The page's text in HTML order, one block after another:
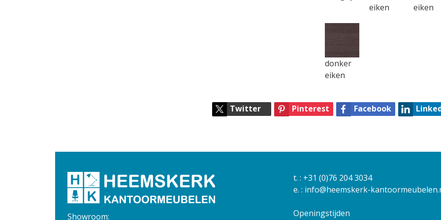
eiken
eiken
donker
eiken
Twitter Pinterest Facebook
Showroom:
t. : +31 (0)76 204 3034
e. : info@heemskerk-
Openingstijden